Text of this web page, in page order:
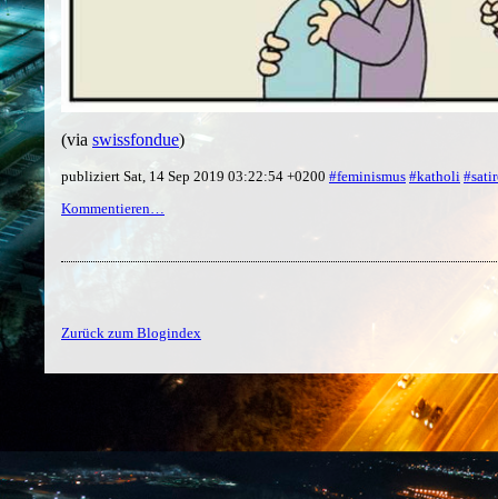
(via swissfondue)
publiziert Sat, 14 Sep 2019 03:22:54 +0200 #feminismus #katholi
Kommentieren…
Zurück zum Blogindex